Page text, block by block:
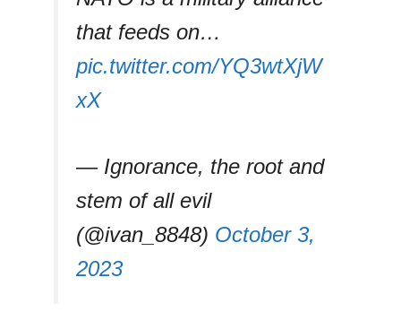
that feeds on…
pic.twitter.com/YQ3wtXjW
xX
— Ignorance, the root and
stem of all evil
(@ivan_8848) October 3,
2023